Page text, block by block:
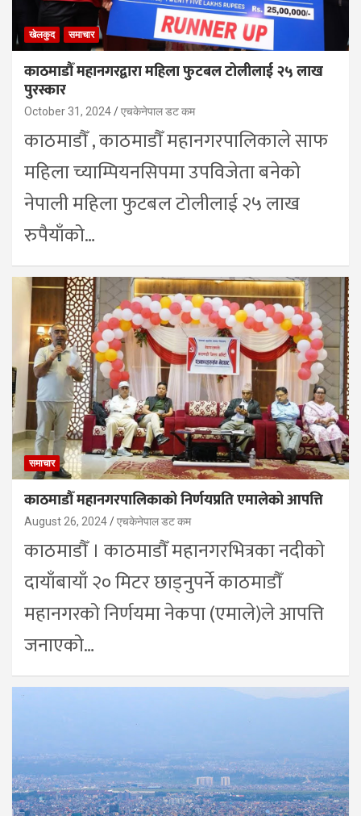
खेलकुद समाचार
काठमाडौँ महानगरद्वारा महिला फुटबल टोलीलाई २५ लाख
पुरस्कार
October 31, 2024 एचकेनेपाल डट कम
काठमाडौँ , काठमाडौँ महानगरपालिकाले साफ
महिला च्याम्पियनसिपमा उपविजेता बनेको
नेपाली महिला फुटबल टोलीलाई २५ लाख
रुपैयाँको…
समाचार
काठमाडौँ महानगरपालिकाको निर्णयप्रति एमालेको आपत्ति
August 26, 2024 एचकेनेपाल डट कम
काठमाडौँ । काठमाडौँ महानगरभित्रका नदीको
दायाँबायाँ २० मिटर छाड्नुपर्ने काठमाडौँ
महानगरको निर्णयमा नेकपा (एमाले)ले आपत्ति
जनाएको…